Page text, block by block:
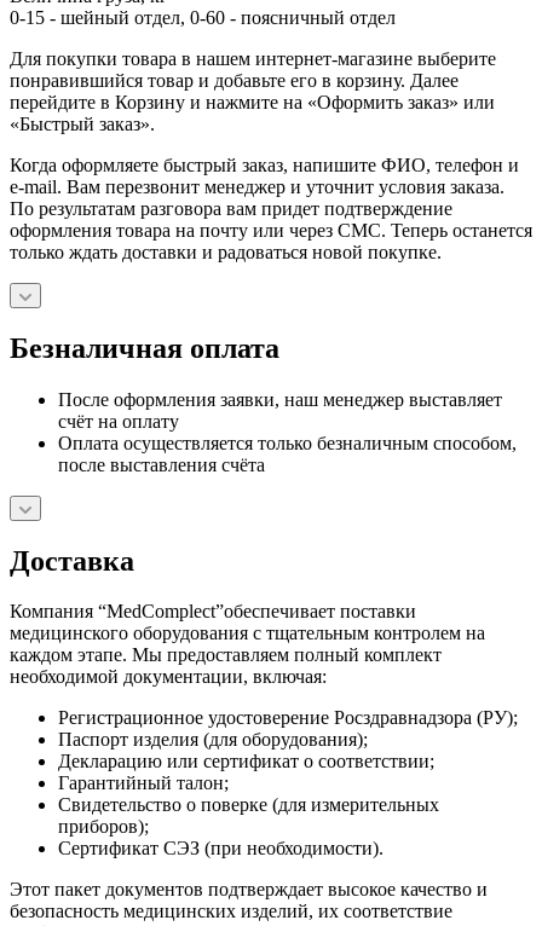
0-15 - шейный отдел, 0-60 - поясничный отдел
Для покупки товара в нашем интернет-магазине выберите
понравившийся товар и добавьте его в корзину. Далее
перейдите в Корзину и нажмите на «Оформить заказ» или
«Быстрый заказ».
Когда оформляете быстрый заказ, напишите ФИО, телефон и
e-mail. Вам перезвонит менеджер и уточнит условия заказа.
По результатам разговора вам придет подтверждение
оформления товара на почту или через СМС. Теперь останется
только ждать доставки и радоваться новой покупке.
Безналичная оплата
После оформления заявки, наш менеджер выставляет
счёт на оплату
Оплата осуществляется только безналичным способом,
после выставления счёта
Доставка
Компания “MedComplect”обеспечивает поставки
медицинского оборудования с тщательным контролем на
каждом этапе. Мы предоставляем полный комплект
необходимой документации, включая:
Регистрационное удостоверение Росздравнадзора (РУ);
Паспорт изделия (для оборудования);
Декларацию или сертификат о соответствии;
Гарантийный талон;
Свидетельство о поверке (для измерительных
приборов);
Сертификат СЭЗ (при необходимости).
Этот пакет документов подтверждает высокое качество и
безопасность медицинских изделий, их соответствие